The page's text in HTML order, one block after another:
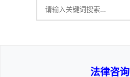
法律咨询